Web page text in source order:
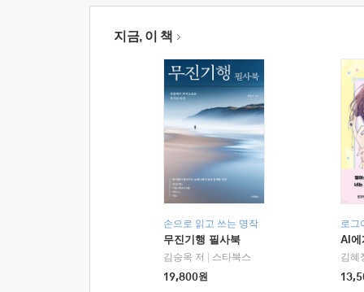
지금, 이 책
손으로 읽고 쓰는 명작
무진기행 필사북
김승옥 저
스타북스
19,800원
로그
AI에
김혜